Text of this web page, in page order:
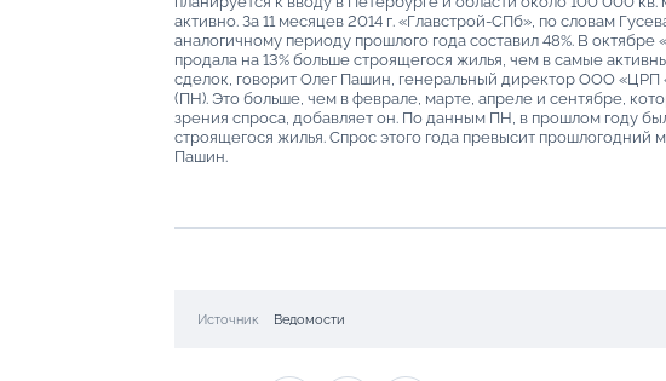
активно. За 11 месяцев 2014 г. «Главстрой-СПб», по словам
аналогичному периоду прошлого года составил 48%. В
продала на 13% больше строящегося жилья, чем в самые
сделок, говорит Олег Пашин, генеральный директор ООО «ЦРП
(ПН). Это больше, чем в феврале, марте, апреле и сентябре,
зрения спроса, добавляет он. По данным ПН, в прошлом году
строящегося жилья. Спрос этого года превысит прошлогодний
Пашин.
Источник Ведомости